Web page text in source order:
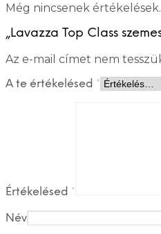
Még nincsenek értékelések.
„Lavazza Top Class
Az e-mail címet nem
A te értékelésed *
Értékelésed *
Név